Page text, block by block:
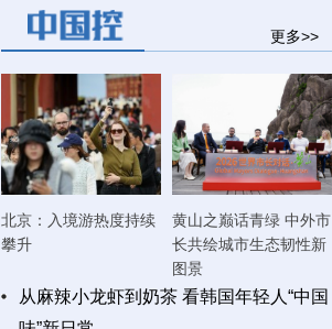
更多>>
北京：入境游热度持续
攀升
黄山之巅话青绿 中外市
长共绘城市生态韧性新
图景
从麻辣小龙虾到奶茶 看韩国年轻人“中国